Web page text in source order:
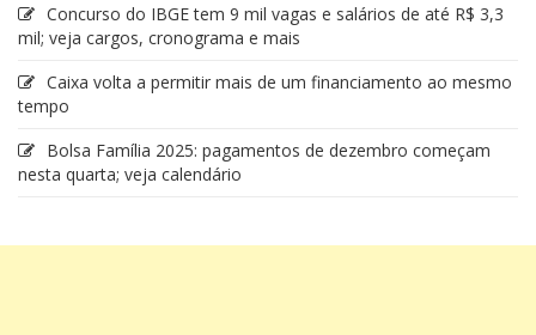
Concurso do IBGE tem 9 mil vagas e salários de até R$ 3,3
mil; veja cargos, cronograma e mais
Caixa volta a permitir mais de um financiamento ao mesmo
tempo
Bolsa Família 2025: pagamentos de dezembro começam
nesta quarta; veja calendário